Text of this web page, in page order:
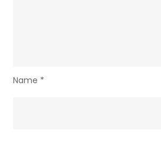
Name *